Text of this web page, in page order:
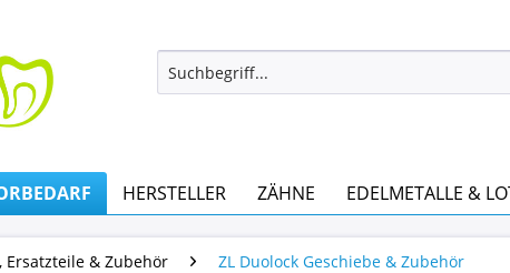
HERSTELLER ZÄHNE EDELMETALLE &
Ersatzteile & Zubehör ZL Duolock Geschiebe & Zubehör